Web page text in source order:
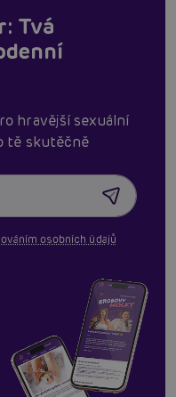
Tvá
hravější sexuální
tě skutěčně
osobních údajů